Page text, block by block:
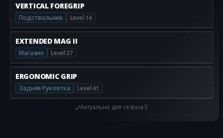
VERTICAL FOREGRIP
Подствольник Level 14
EXTENDED MAG II
Магазин Level 27
ERGONOMIC GRIP
Задняя Рукоятка Level 41
Актуально для сезона 5